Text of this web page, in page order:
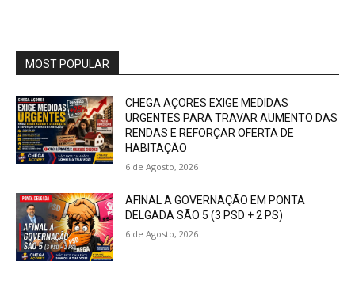
MOST POPULAR
CHEGA AÇORES EXIGE MEDIDAS
URGENTES PARA TRAVAR AUMENTO DAS
RENDAS E REFORÇAR OFERTA DE
HABITAÇÃO
6 de Agosto, 2026
AFINAL A GOVERNAÇÃO EM PONTA
DELGADA SÃO 5 (3 PSD + 2 PS)
6 de Agosto, 2026